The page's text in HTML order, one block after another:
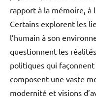
rapport à la mémoire, à
Certains explorent les
l’humain à son
questionnent les
politiques qui
composent une vaste
modernité et visions